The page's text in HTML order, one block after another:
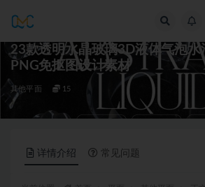
23款透明水晶玻璃3D液体气泡水
PNG免抠图设计素材
其他平面 15
详情介绍 常见问题